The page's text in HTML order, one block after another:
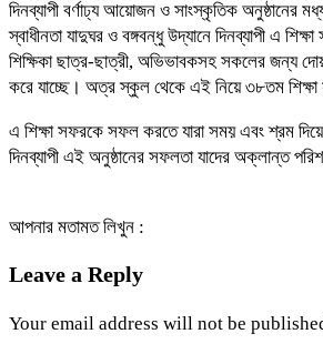
দিনব্যাপী বর্ণাঢ্য আয়োজন ও সাংস্কৃতিক অনুষ্ঠানের
স্বাধীনতা যাদুঘর ও বঙ্গবন্ধু উদ্যানে দিনব্যাপী এ
শিক্ষিকা ছাত্র-ছাত্রী, অভিভাবকসহ সকলের জন্য
করে যাচ্ছে। অত্র স্কুল থেকে এই নিয়ে ৩৮তম
এ শিক্ষা সফরকে সফল করতে যারা সময় এবং শ্রম
দিনব্যাপী এই অনুষ্ঠানের সফলতা যাদের অক্লান্ত
আপনার মতামত লিখুন :
Leave a Reply
Your email address will not be